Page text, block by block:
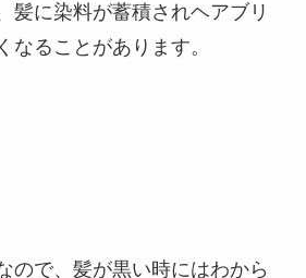
髪に染料が蓄積されヘアブリ
なることがあります。
ので、髪が黒い時にはわから